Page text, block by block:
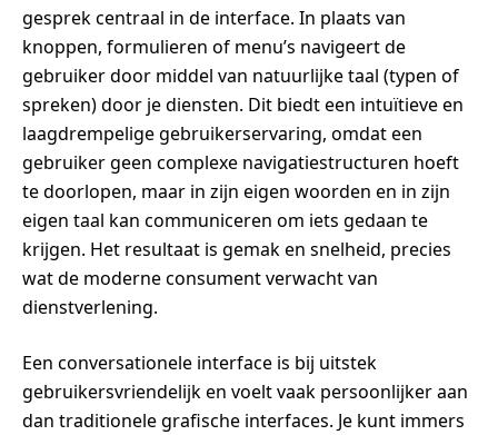
gesprek centraal in de interface. In plaats van
knoppen, formulieren of menu’s navigeert de
gebruiker door middel van natuurlijke taal (typen of
spreken) door je diensten. Dit biedt een intuïtieve en
laagdrempelige gebruikerservaring, omdat een
gebruiker geen complexe navigatiestructuren hoeft
te doorlopen, maar in zijn eigen woorden en in zijn
eigen taal kan communiceren om iets gedaan te
krijgen. Het resultaat is gemak en snelheid, precies
wat de moderne consument verwacht van
dienstverlening.
Een conversationele interface is bij uitstek
gebruikersvriendelijk en voelt vaak persoonlijker aan
dan traditionele grafische interfaces. Je kunt immers